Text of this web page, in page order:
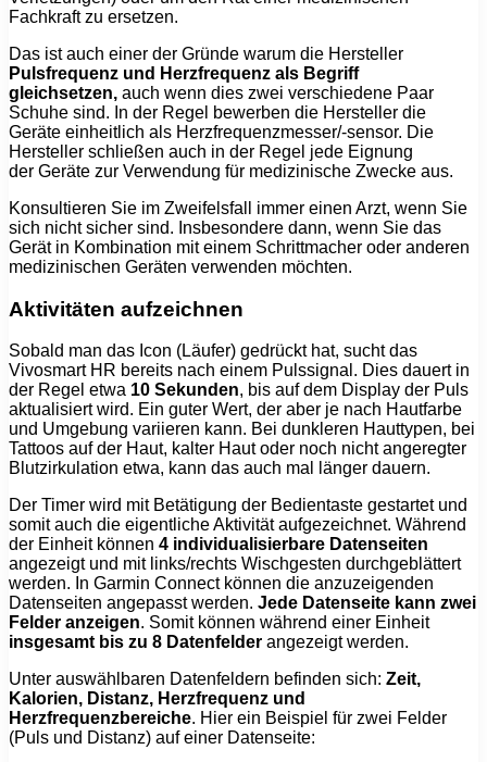
Fachkraft zu ersetzen.
Das ist auch einer der Gründe warum die Hersteller
Pulsfrequenz und Herzfrequenz als Begriff
gleichsetzen, auch wenn dies zwei verschiedene Paar
Schuhe sind. In der Regel bewerben die Hersteller die
Geräte einheitlich als Herzfrequenzmesser/-sensor. Die
Hersteller schließen auch in der Regel jede Eignung
der Geräte zur Verwendung für medizinische Zwecke aus.
Konsultieren Sie im Zweifelsfall immer einen Arzt, wenn Sie
sich nicht sicher sind. Insbesondere dann, wenn Sie das
Gerät in Kombination mit einem Schrittmacher oder anderen
medizinischen Geräten verwenden möchten.
Aktivitäten aufzeichnen
Sobald man das Icon (Läufer) gedrückt hat, sucht das
Vivosmart HR bereits nach einem Pulssignal. Dies dauert in
der Regel etwa 10 Sekunden, bis auf dem Display der Puls
aktualisiert wird. Ein guter Wert, der aber je nach Hautfarbe
und Umgebung variieren kann. Bei dunkleren Hauttypen, bei
Tattoos auf der Haut, kalter Haut oder noch nicht angeregter
Blutzirkulation etwa, kann das auch mal länger dauern.
Der Timer wird mit Betätigung der Bedientaste gestartet und
somit auch die eigentliche Aktivität aufgezeichnet. Während
der Einheit können 4 individualisierbare Datenseiten
angezeigt und mit links/rechts Wischgesten durchgeblättert
werden. In Garmin Connect können die anzuzeigenden
Datenseiten angepasst werden. Jede Datenseite kann zwei
Felder anzeigen. Somit können während einer Einheit
insgesamt bis zu 8 Datenfelder angezeigt werden.
Unter auswählbaren Datenfeldern befinden sich: Zeit,
Kalorien, Distanz, Herzfrequenz und
Herzfrequenzbereiche. Hier ein Beispiel für zwei Felder
(Puls und Distanz) auf einer Datenseite: